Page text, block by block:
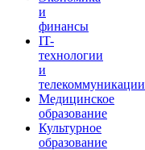
и
финансы
IT-
технологии
и
телекоммуникации
Медицинское
образование
Культурное
образование